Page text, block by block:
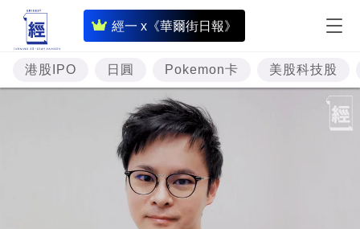
經一 x《華爾街日報》
即
時
財
經
港股IPO 日圓 Pokemon卡 美股科技股